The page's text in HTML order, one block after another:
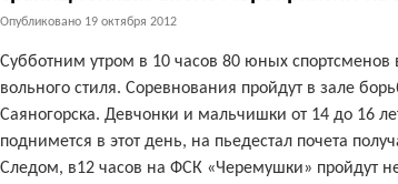
Опубликовано19 октября 2012
Субботним утром в 10 часов 80 юных
вольного стиля. Соревнования пройдут в зале
Саяногорска. Девчонки и мальчишки от 14 до 16
поднимется в этот день, на пьедестал почета
Следом, в12 часов на ФСК «Черемушки» пройдут